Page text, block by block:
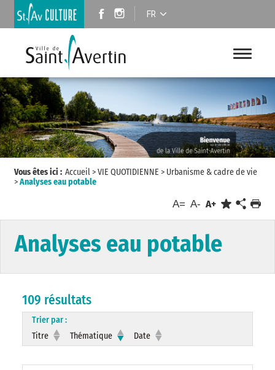
FR
Vous êtes ici : Accueil>VIE QUOTIDIENNE > Urbanisme & cadre de vie
>Analyses eau potable
A= A- A+
Analyses eau potable
109 résultats
Trier par :
Titre
Thématique Date